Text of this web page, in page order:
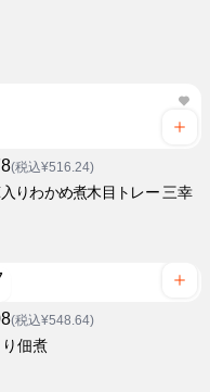
(税込¥516.24)
りわかめ煮木目トレー 三幸
(税込¥548.64)
佃煮